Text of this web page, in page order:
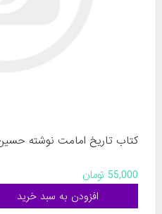
کتاب تاریخ امامت نوشته
55,000 تومان